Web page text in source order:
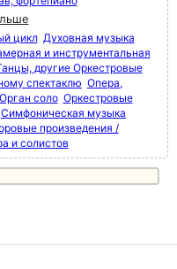
цикл Духовная музыка
и инструментальная
другие Оркестровые
спектаклю Опера,
Орган соло Оркестровые
Симфоническая музыка
произведения /
и солистов